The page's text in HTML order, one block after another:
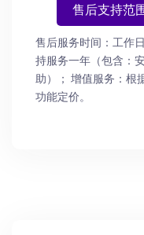
售后支持范
售后服务时间：工作
持服务一年（包含：
助）
； 增值服务：
功能定价。